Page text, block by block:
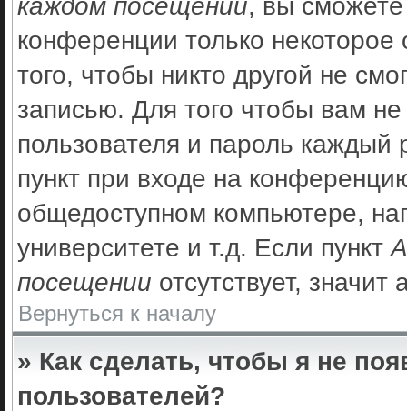
конференции только
того, чтобы никто другой не
записью. Для того чтобы вам
пользователя и пароль
пункт при входе на
общедоступном компьютере,
университете и т.д. Если пункт
посещении отсутствует,
Вернуться к началу
» Как сделать, чтобы я не
пользователей?